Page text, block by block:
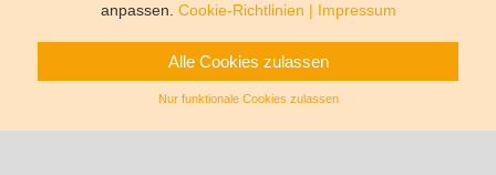
anpassen. Cookie-Richtlinien | Impressum
Alle Cookies zulassen
Nur funktionale Cookies zulassen